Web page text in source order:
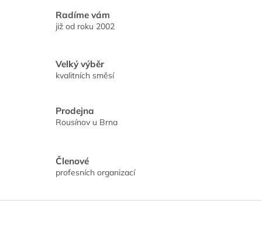
s
Radíme vám
již od roku 2002
Velký výběr
kvalitních směsí
Prodejna
Rousínov u Brna
Členové
profesních organizací